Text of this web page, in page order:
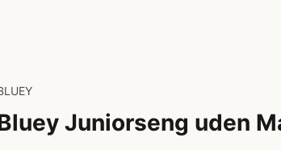
Juniorseng uden